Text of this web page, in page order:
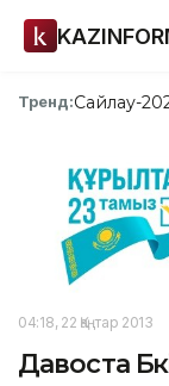
Тренд:Сайлау-
04:18, 22 Қаңтар 2013
Давоста